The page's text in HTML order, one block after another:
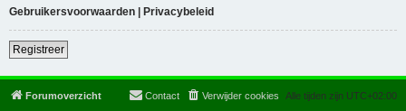
Gebruikersvoorwaarden | Privacybeleid
Registreer
Forumoverzicht Alle tijden zijn UTC+02:00
Verwijder cookies
Contact